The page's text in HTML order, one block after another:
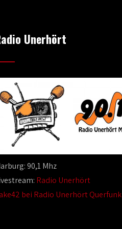
Unerhört
90,1 Mhz
Radio Unerhört
bei Radio Unerhört Querfunk